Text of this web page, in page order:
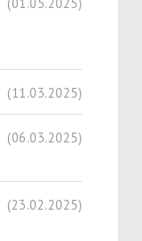
(11.03.2025)
(06.03.2025)
(23.02.2025)